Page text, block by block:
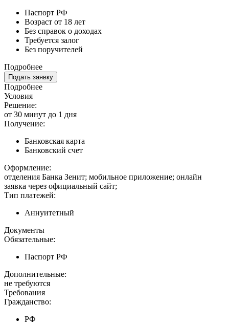
Паспорт РФ
Возраст от 18 лет
Без справок о доходах
Требуется залог
Без поручителей
Подробнее
Подать заявку
Подробнее
Условия
Решение:
от 30 минут до 1 дня
Получение:
Банковская карта
Банковский счет
Оформление:
отделения Банка Зенит; мобильное приложение; онлайн
заявка через официальный сайт;
Тип платежей:
Аннуитетный
Документы
Обязательные:
Паспорт РФ
Дополнительные:
не требуются
Требования
Гражданство:
РФ